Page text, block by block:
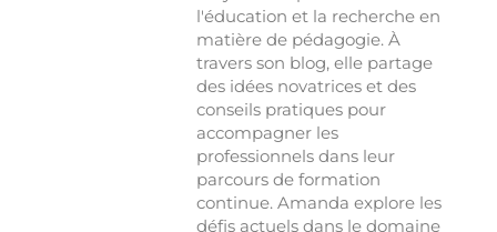
l'éducation et la recherche en
matière de pédagogie. À
travers son blog, elle partage
des idées novatrices et des
conseils pratiques pour
accompagner les
professionnels dans leur
parcours de formation
continue. Amanda explore les
défis actuels dans le domaine